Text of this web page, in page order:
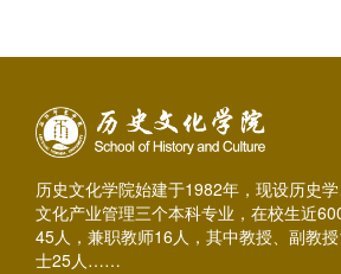
历史文化学院始建于1982年，现设历史学
文化产业管理三个本科专业，在校生近
45人，兼职教师16人，其中教授、副教
士25人……